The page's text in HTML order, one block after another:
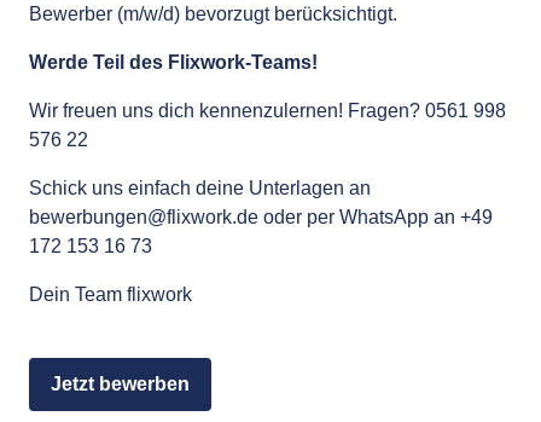
Bewerber (m/w/d) bevorzugt berücksichtigt.
Werde Teil des Flixwork-Teams!
Wir freuen uns dich kennenzulernen! Fragen? 0561 998
576 22
Schick uns einfach deine Unterlagen an
bewerbungen@flixwork.de oder per WhatsApp an +49
172 153 16 73
Dein Team flixwork
Jetzt bewerben